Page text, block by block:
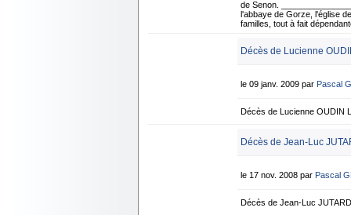
de Senon.
l'abbaye de Gorze, l'église
familles, tout à fait
Décès de Lucienne
le 09 janv. 2009 par Pascal
Décès de Lucienne OUDIN
Décès de Jean-Luc
le 17 nov. 2008 par Pascal
Décès de Jean-Luc